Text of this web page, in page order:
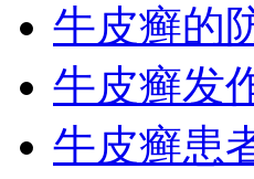
牛皮癣的
牛皮癣发
牛皮癣患